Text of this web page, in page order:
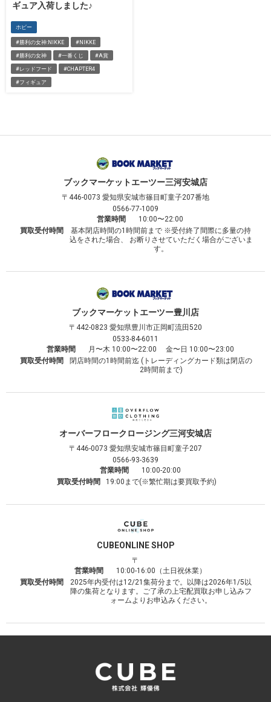
ギュア入荷しました♪
ホビー
#勝利の女神:NIKKE #NIKKE
#勝利の女神 #一番くじ #A賞
#レッドフード #CHAPTER4
#フィギュア
ブックマーケットエーツー三河安城店
〒446-0073 愛知県安城市篠目町童子207番地
0566-77-1009
営業時間
10:00〜22:00
買取受付時間
基本閉店時間の1時間前まで ※受付終了間際に多量の持
込をされた場合、 お断りさせていただく場合がございま
す。
ブックマーケットエーツー豊川店
〒442-0823 愛知県豊川市正岡町流田520
0533-84-6011
営業時間
月〜木 10:00〜22:00 金〜日 10:00〜23:00
買取受付時間
閉店時間の1時間前迄 (トレーディングカード類は閉店の
2時間前まで)
オーバーフロークロージング三河安城店
〒446-0073 愛知県安城市篠目町童子207
0566-93-3639
営業時間
10:00-20:00
買取受付時間
19:00まで(※繁忙期は要買取予約)
CUBEONLINE SHOP
〒
営業時間
10:00-16:00（土日祝休業）
買取受付時間
2025年内受付は12/21集荷分まで。以降は2026年1/5以
降の集荷となります。ご了承の上宅配買取お申し込みフ
ォームよりお申込みください。